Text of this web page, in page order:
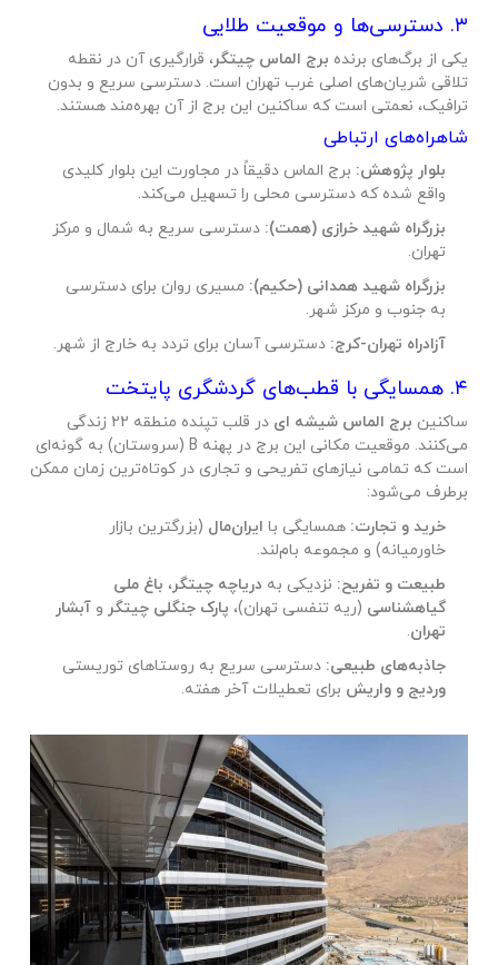
۳. دسترسی‌ها و موقعیت طلایی
یکی از برگ‌های برندهبرج الماس چیتگر، قرارگیری آن در نقطه
تلاقی شریان‌های اصلی غرب تهران است. دسترسی سریع و بدون
ترافیک، نعمتی است که ساکنین این برج از آن بهره‌مند هستند.
شاهراه‌های ارتباطی
بلوار پژوهش: برج الماس دقیقاً در مجاورت این بلوار کلیدی
واقع شده که دسترسی محلی را تسهیل می‌کند.
بزرگراه شهید خرازی (همت):دسترسی سریع به شمال و مرکز
تهران.
بزرگراه شهید همدانی (حکیم):مسیری روان برای دسترسی
به جنوب و مرکز شهر.
آزادراه تهران-کرج:دسترسی آسان برای تردد به خارج از شهر.
۴. همسایگی با قطب‌های گردشگری پایتخت
ساکنینبرج الماس شیشه ای
در قلب تپنده منطقه ۲۲ زندگی
می‌کنند. موقعیت مکانی این برج در پهنه B (سروستان) به گونه‌ای
است که تمامی نیازهای تفریحی و تجاری در کوتاه‌ترین زمان ممکن
برطرف می‌شود:
خرید و تجارت:همسایگی باایران‌مال(بزرگترین بازار
خاورمیانه) و مجموعه بام‌لند.
طبیعت و تفریح:نزدیکی بهدریاچه چیتگر،باغ ملی
گیاهشناسی(ریه تنفسی تهران)،پارک جنگلی چیتگرو آبشار
تهران.
جاذبه‌های طبیعی:دسترسی سریع به روستاهای توریستی
وردیج و واریشبرای تعطیلات آخر هفته.